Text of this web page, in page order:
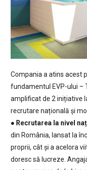
Compania a atins acest
fundamentul EVP-ului –
amplificat de 2 inițiative
recrutare națională și
● Recrutarea la nivel
din România, lansat la
proprii, cât și a acelora
doresc să lucreze.